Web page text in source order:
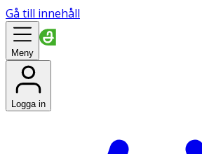
Gå till innehåll
Meny
Logga in